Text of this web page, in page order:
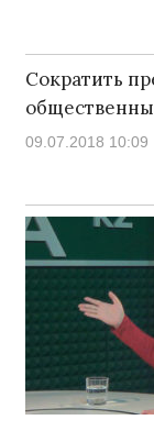
Сократить
09.07.2018 10:09